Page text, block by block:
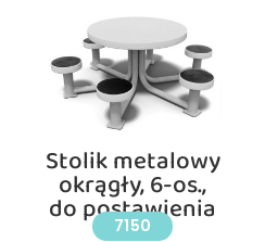
Stolik metalowy
okrągły, 6-os.,
do postawienia
7150